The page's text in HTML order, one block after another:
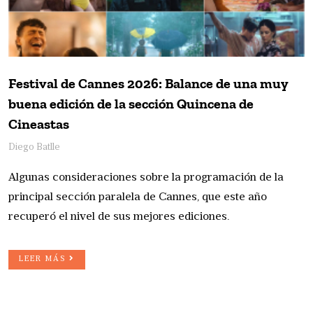
Festival de Cannes 2026: Balance de una muy
buena edición de la sección Quincena de
Cineastas
Diego Batlle
Algunas consideraciones sobre la programación de la
principal sección paralela de Cannes, que este año
recuperó el nivel de sus mejores ediciones.
LEER MÁS